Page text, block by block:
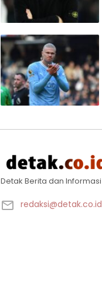
Detak Berita dan
redaksi@detak.co.id